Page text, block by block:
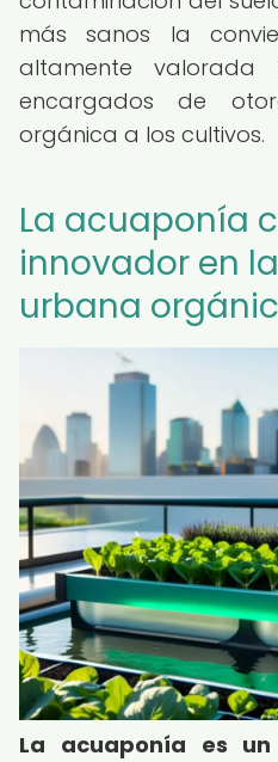
más sanos la
altamente valorada
encargados de
orgánica a los cultivos.
La acuaponía
innovador en
urbana
La acuaponía es